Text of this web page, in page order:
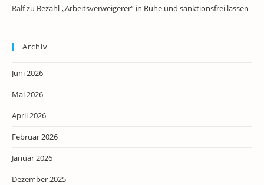
Ralfzu Bezahl-„Arbeitsverweigerer“ in Ruhe und sanktionsfrei lassen
Archiv
Juni 2026
Mai 2026
April 2026
Februar 2026
Januar 2026
Dezember 2025